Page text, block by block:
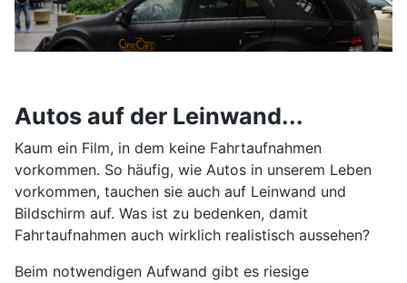
Autos auf der Leinwand...
Kaum ein Film, in dem keine Fahrtaufnahmen
vorkommen. So häufig, wie Autos in unserem Leben
vorkommen, tauchen sie auch auf Leinwand und
Bildschirm auf. Was ist zu bedenken, damit
Fahrtaufnahmen auch wirklich realistisch aussehen?
Beim notwendigen Aufwand gibt es riesige